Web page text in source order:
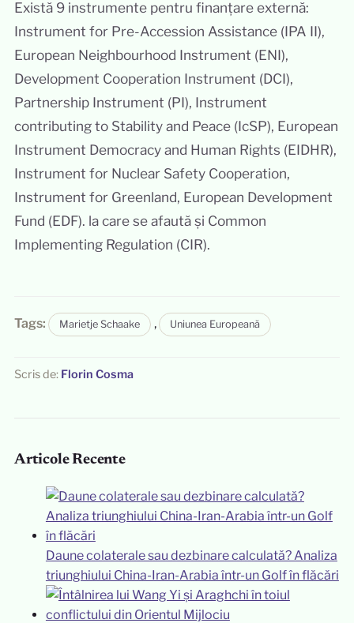
Există 9 instrumente pentru finanțare externă:
Instrument for Pre-Accession Assistance (IPA II),
European Neighbourhood Instrument (ENI),
Development Cooperation Instrument (DCI),
Partnership Instrument (PI), Instrument
contributing to Stability and Peace (IcSP), European
Instrument Democracy and Human Rights (EIDHR),
Instrument for Nuclear Safety Cooperation,
Instrument for Greenland, European Development
Fund (EDF). la care se afaută și Common
Implementing Regulation (CIR).
Tags: Marietje Schaake , Uniunea Europeană
Scris de: Florin Cosma
Articole Recente
Daune colaterale sau dezbinare calculată? Analiza
triunghiului China-Iran-Arabia într-un Golf în flăcări